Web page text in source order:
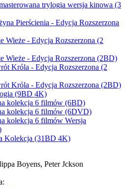
trylogia wersja kinowa (3
Pierścienia - Edycja Rozszerzona
Wieże - Edycja Rozszerzona (2
Wieże - Edycja Rozszerzona (2BD)
Króla - Edycja Rozszerzona (2
Króla - Edycja Rozszerzona (2BD)
(9BD 4K)
kolekcja 6 filmów (6BD)
kolekcja 6 filmów (6DVD)
kolekcja 6 filmów Wersja
Kolekcja (31BD 4K)
Boyens, Peter Jckson